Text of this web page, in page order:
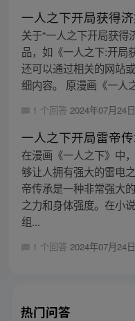
一人之下开局获得
关于“一人之下开局获得
品，如《一人之下:开局
还可以通过相关的网站
细内容。 原漫画《一人
1 个回答 2024年07月24
一人之下开局雷帝
在漫画《一人之下》中
够让人拥有强大的雷电
帝传承是一种非常强大
之力和身体强度。在小
组...
1 个回答 2024年07月24
热门问答